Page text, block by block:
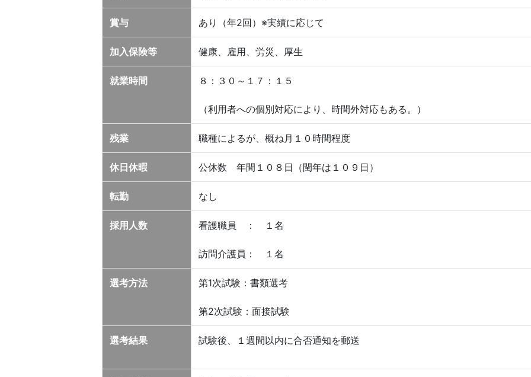
賞与 あり（年2回）※実績に応じて
加入保険等 健康、雇用、労災、厚生
就業時間 ８：３０～１７：１５
（利用者への個別対応により、時間外対応もある。）
残業 職種によるが、概ね月１０時間程度
休日休暇 公休数 年間１０８日（閏年は１０９日）
転勤 なし
採用人数 看護職員 ： １名
訪問介護員： １名
選考方法 第1次試験：書類選考
第2次試験：面接試験
選考結果 試験後、１週間以内に合否通知を郵送